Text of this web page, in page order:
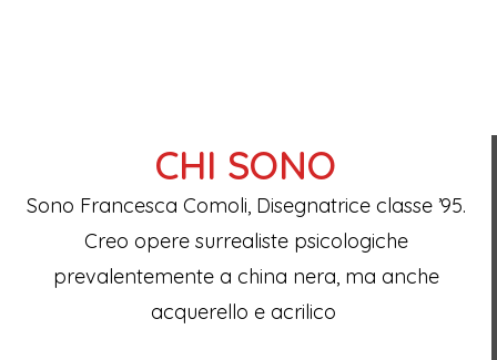
CHI SONO
Sono Francesca Comoli, Disegnatrice classe ’95.
Creo opere surrealiste psicologiche
prevalentemente a china nera, ma anche
acquerello e acrilico